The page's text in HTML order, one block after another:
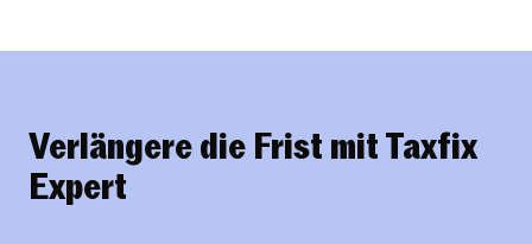
Verlängere die Frist mit Taxfix
Expert